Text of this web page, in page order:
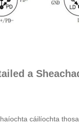
a
cáilíochta